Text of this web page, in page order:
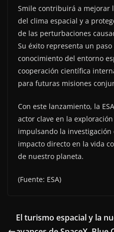
Smile contribuirá a mejorar
del clima espacial y a
de las perturbaciones
Su éxito representa un
conocimiento del entorno
cooperación científica
para futuras misiones
Con este lanzamiento, la
actor clave en la
impulsando la
impacto directo en la vida
de nuestro planeta.
(Fuente: ESA)
El turismo espacial y la